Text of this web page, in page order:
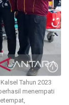
Tahun 2023
menempati